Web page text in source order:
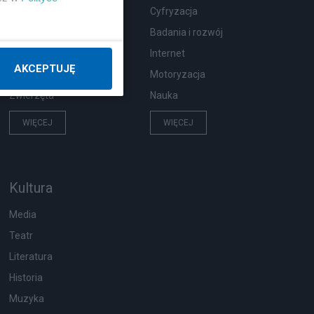
Pogoda
Zwierzęta
WIĘCEJ
Cyfryzacja
Badania i rozwój
Internet
Motoryzacja
Nauka
WIĘCEJ
Kultura
Media
Teatr
Literatura
Historia
Muzyka
AKCEPTUJĘ